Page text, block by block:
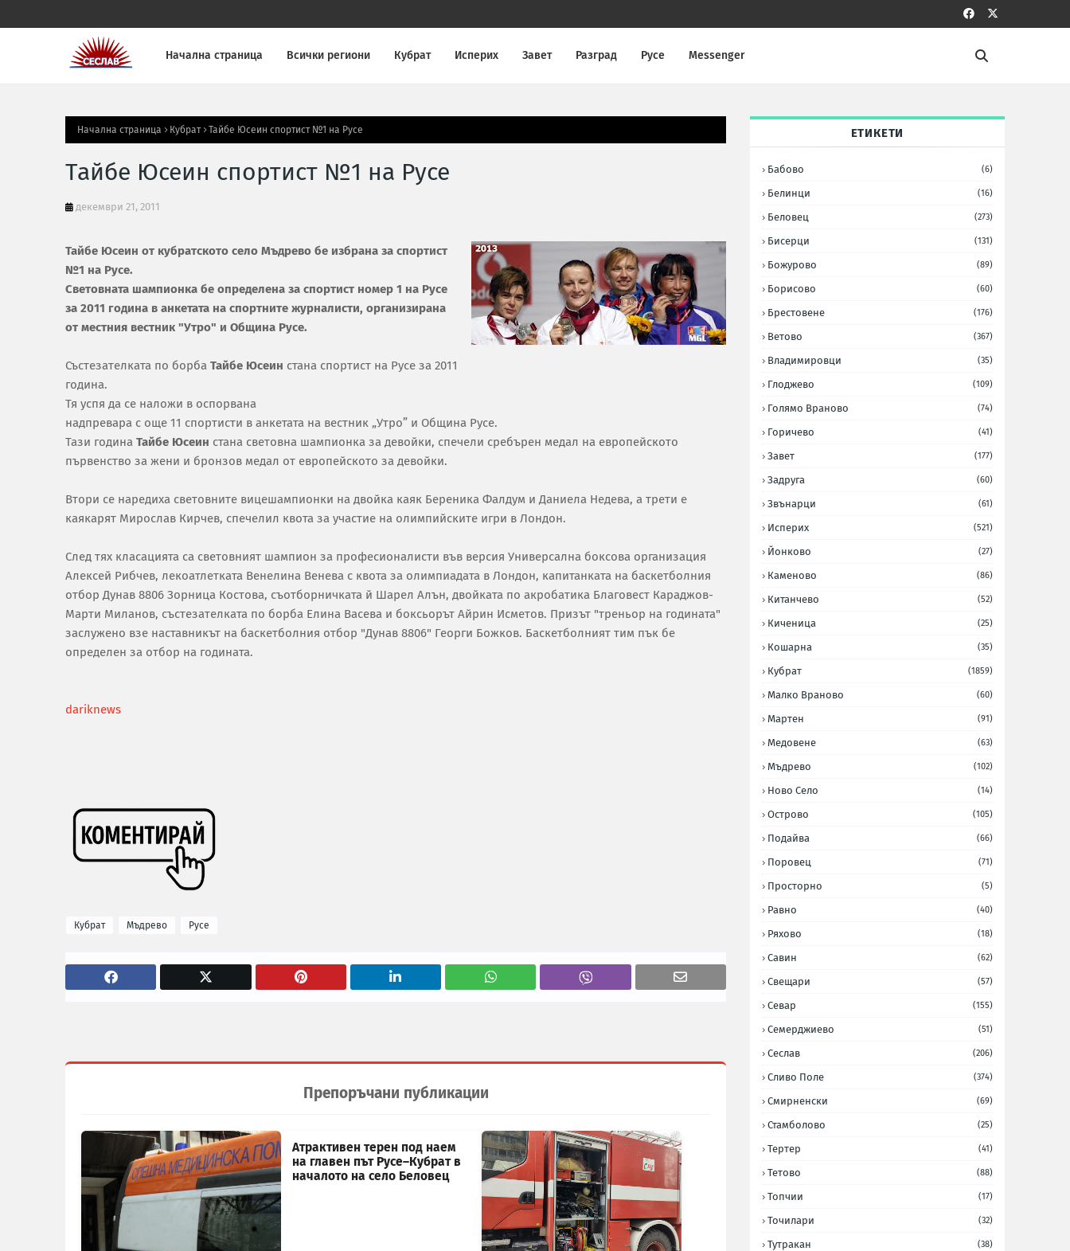
Начална страница Всички региони Кубрат Исперих Завет Разград Русе Messenger
Начална страница Кубрат Тайбе Юсеин спортист №1 на Русе
Тайбе Юсеин спортист №1 на Русе
декември 21, 2011
Тайбе Юсеин от кубратското село Мъдрево бе избрана за спортист
№1 на Русе.
Световната шампионка бе определена за спортист номер 1 на Русе
за 2011 година в анкетата на спортните журналисти, организирана
от местния вестник "Утро" и Община Русе.
Състезателката по борба Тайбе Юсеин стана спортист на Русе за 2011
година.
Тя успя да се наложи в оспорвана
надпревара с още 11 спортисти в анкетата на вестник „Утро” и Община Русе.
Тази година Тайбе Юсеин стана световна шампионка за девойки, спечели сребърен медал на европейското
първенство за жени и бронзов медал от европейското за девойки.
Втори се наредиха световните вицешампионки на двойка каяк Береника Фалдум и Даниела Недева, а трети е
каякарят Мирослав Кирчев, спечелил квота за участие на олимпийските игри в Лондон.
След тях класацията са световният шампион за професионалисти във версия Универсална боксова организация
Алексей Рибчев, лекоатлетката Венелина Венева с квота за олимпиадата в Лондон, капитанката на баскетболния
отбор Дунав 8806 Зорница Костова, съотборничката й Шарел Алън, двойката по акробатика Благовест Караджов-
Марти Миланов, състезателката по борба Елина Васева и боксьорът Айрин Исметов. Призът "треньор на годината"
заслужено взе наставникът на баскетболния отбор "Дунав 8806" Георги Божков. Баскетболният тим пък бе
определен за отбор на годината.
dariknews
Кубрат Мъдрево Русе
Препоръчани публикации
Атрактивен терен под наем
на главен път Русе–Кубрат в
началото на село Беловец
ЕТИКЕТИ
Бабово (6)
Белинци (16)
Беловец (273)
Бисерци (131)
Божурово (89)
Борисово (60)
Брестовене (176)
Ветово (367)
Владимировци (35)
Глоджево (109)
Голямо Враново (74)
Горичево (41)
Завет (177)
Задруга (60)
Звънарци (61)
Исперих (521)
Йонково (27)
Каменово (86)
Китанчево (52)
Киченица (25)
Кошарна (35)
Кубрат (1859)
Малко Враново (60)
Мартен (91)
Медовене (63)
Мъдрево (102)
Ново Село (14)
Острово (105)
Подайва (66)
Поровец (71)
Просторно (5)
Равно (40)
Ряхово (18)
Савин (62)
Свещари (57)
Севар (155)
Семерджиево (51)
Сеслав (206)
Сливо Поле (374)
Смирненски (69)
Стамболово (25)
Тертер (41)
Тетово (88)
Топчии (17)
Точилари (32)
Тутракан (38)